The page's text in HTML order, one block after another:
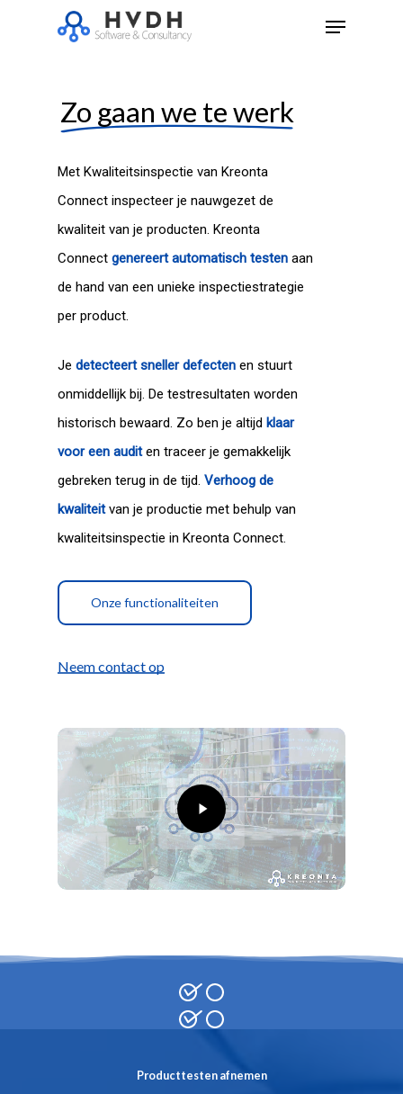
Menu
Zo gaan we te werk
Met Kwaliteitsinspectie van Kreonta
Connect inspecteer je nauwgezet de
kwaliteit van je producten. Kreonta
Connect genereert automatisch testen aan
de hand van een unieke inspectiestrategie
per product.
Je detecteert sneller defecten en stuurt
onmiddellijk bij. De testresultaten worden
historisch bewaard. Zo ben je altijd klaar
voor een auditen traceer je gemakkelijk
gebreken terug in de tijd. Verhoog de
kwaliteitvan je productie met behulp van
kwaliteitsinspectie in Kreonta Connect.
Onze functionaliteiten
Neem contact op
Play
Video
Producttesten afnemen